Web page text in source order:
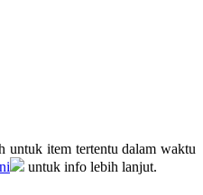
untuk item tertentu dalam waktu
untuk info lebih lanjut.